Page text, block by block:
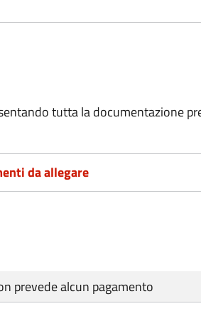
tutta la documentazione
da allegare
prevede alcun pagamento